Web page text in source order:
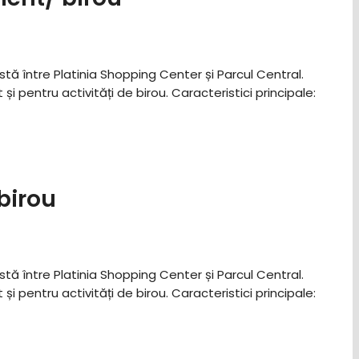
între Platinia Shopping Center și Parcul Central.
pentru activități de birou. ​Caracteristici principale:
între Platinia Shopping Center și Parcul Central.
pentru activități de birou. ​Caracteristici principale: